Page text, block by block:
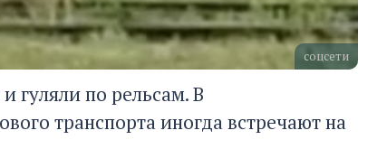
соцсети
гуляли по рельсам. В
транспорта иногда встречают на